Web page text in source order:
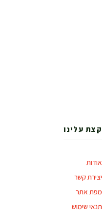
קצת עלינו
אודות
יצירת קשר
מפת אתר
תנאי שימוש